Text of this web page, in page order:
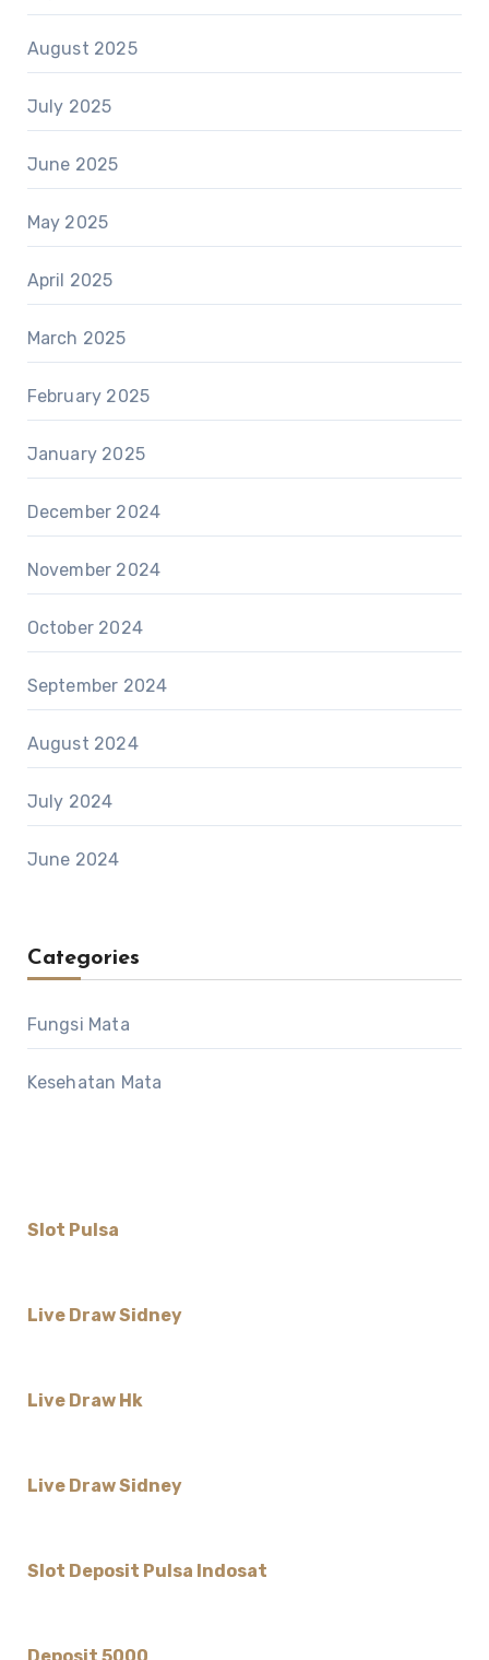
August 2025
July 2025
June 2025
May 2025
April 2025
March 2025
February 2025
January 2025
December 2024
November 2024
October 2024
September 2024
August 2024
July 2024
June 2024
Categories
Fungsi Mata
Kesehatan Mata
Slot Pulsa
Live Draw Sidney
Live Draw Hk
Live Draw Sidney
Slot Deposit Pulsa Indosat